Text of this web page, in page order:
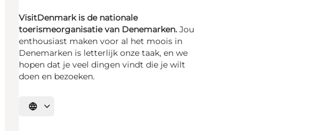
VisitDenmark is de nationale
toerismeorganisatie van Denemarken. Jou
enthousiast maken voor al het moois in
Denemarken is letterlijk onze taak, en we
hopen dat je veel dingen vindt die je wilt
doen en bezoeken.
Selecteer taal